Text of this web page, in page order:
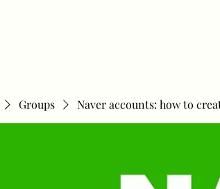
Groups Naver accounts: how to